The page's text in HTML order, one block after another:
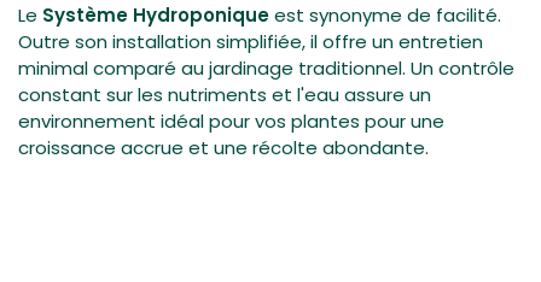
Le Système Hydroponiqueest synonyme de facilité.
Outre son installation simplifiée, il offre un entretien
minimal comparé au jardinage traditionnel. Un contrôle
constant sur les nutriments et l'eau assure un
environnement idéal pour vos plantes pour une
croissance accrue et une récolte abondante.